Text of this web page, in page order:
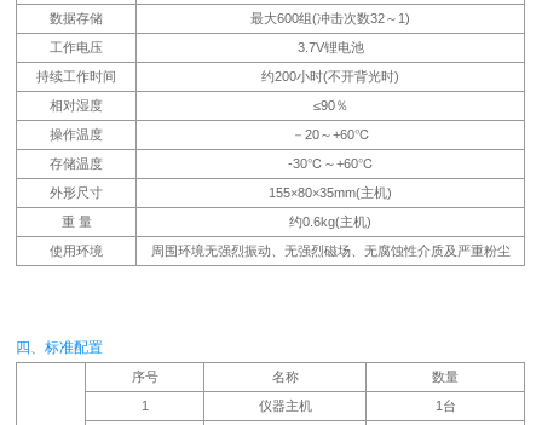
数据存储
最大600组(冲击次数32～1)
工作电压
3.7V锂电池
持续工作时间
约200小时(不开背光时)
相对湿度
≤90％
操作温度
－20～+60℃
存储温度
-30℃～+60℃
外形尺寸
155×80×35mm(主机)
重 量
约0.6kg(主机)
使用环境
周围环境无强烈振动、无强烈磁场、无腐蚀性介质及严重粉尘
四、标准配置
序号 名称
数量
1
仪器主机
1台